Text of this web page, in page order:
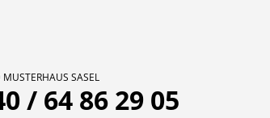
SASEL
/ 64 86 29 05